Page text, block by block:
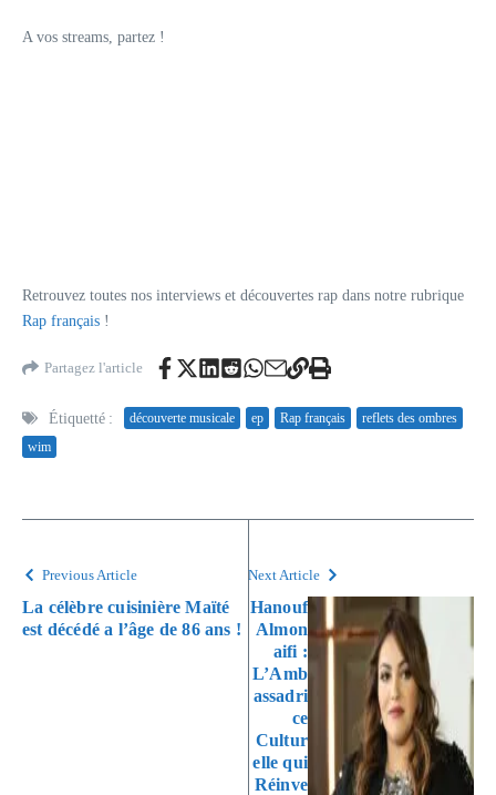
A vos streams, partez !
Retrouvez toutes nos interviews et découvertes rap dans notre rubrique
Rap français !
Partagez l'article
Étiquetté : découverte musicale ep Rap français
reflets des ombres
wim
Previous Article
La célèbre cuisinière Maïté
est décédé a l’âge de 86 ans !
Next Article
Hanouf
Almon
aifi :
L’Amb
assadri
ce
Cultur
elle qui
Réinve